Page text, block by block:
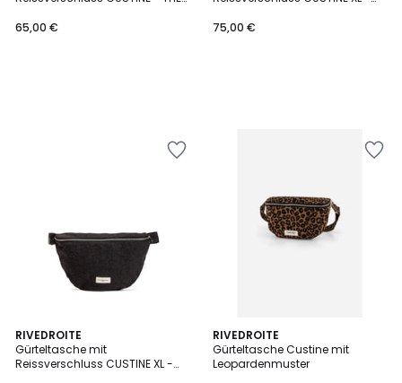
65,00 €
75,00 €
RIVEDROITE
Gürteltasche mit
Reissverschluss CUSTINE XL -
4
/
5
RIVEDROITE
Gürteltasche Custine mit
Leopardenmuster
3,5
/ 5